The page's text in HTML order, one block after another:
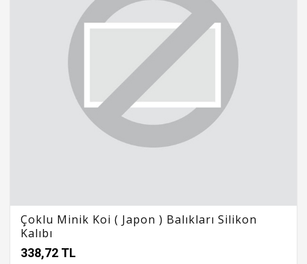
Çoklu Minik Koi ( Japon ) Balıkları Silikon
Kalıbı
338,72 TL